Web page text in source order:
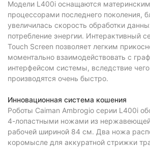
Модели L400i оснащаются
процессорами последнего поколения,
увеличилась скорость обработки
потребление энергии. Интерактивный
Touch Screen позволяет легким
моментально взаимодействовать с
интерфейсом системы, вследствие
производятся очень быстро.
Инновационная система кошения
Роботы Caiman Ambrogio серии L400i
4-лопастными ножами из
рабочей шириной 84 см. Два ножа
коромысле для аккуратной стрижки